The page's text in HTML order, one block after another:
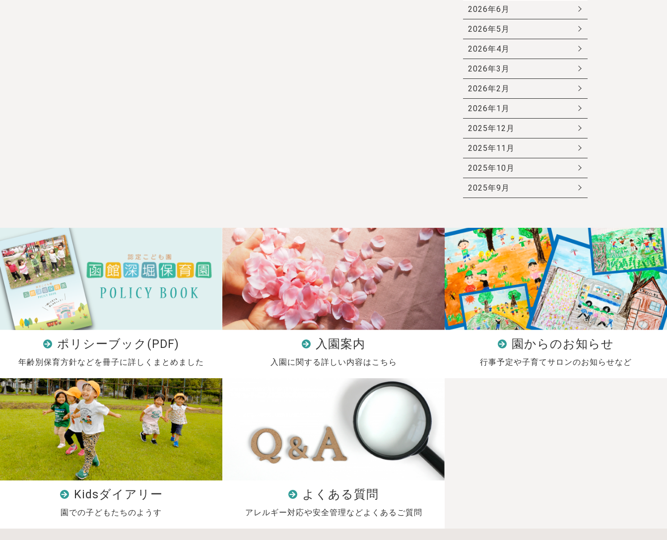
2026年6月
2026年5月
2026年4月
2026年3月
2026年2月
2026年1月
2025年12月
2025年11月
2025年10月
2025年9月
ポリシーブック(PDF)
年齢別保育方針などを冊子に詳しくまとめました
入園案内
入園に関する詳しい内容はこちら
園からのお知らせ
行事予定や子育てサロンのお知らせなど
Kidsダイアリー
園での子どもたちのようす
よくある質問
アレルギー対応や安全管理などよくあるご質問